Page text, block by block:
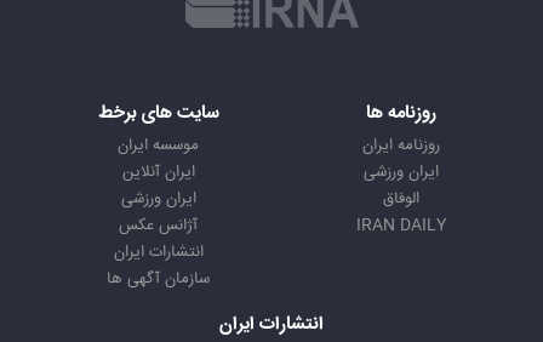
روزنامه ها
روزنامه ایران
ایران ورزشی
الوفاق
IRAN DAILY
سایت های برخط
موسسه ایران
ایران آنلاین
ایران ورزشی
آژانس عکس
انتشارات ایران
سازمان آگهی ها
انتشارات ایران